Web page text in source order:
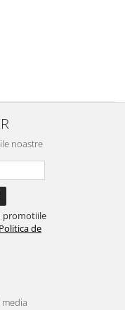
noastre
promotiile
Politica de